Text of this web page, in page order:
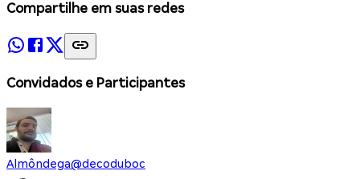
Compartilhe em suas redes
Convidados e Participantes
Almôndega@decoduboc